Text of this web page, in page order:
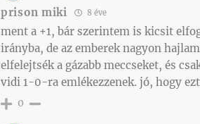
prison miki 8 éve
ment a +1, bár szerintem is kicsit
irányba, de az emberek nagyon
elfelejtsék a gázabb meccseket, és
vidi 1-0-ra emlékezzenek. jó, hogy
0